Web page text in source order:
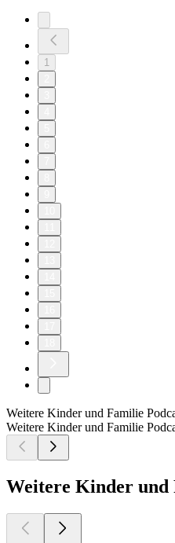
1
Weitere Kinder und Familie
Weitere Kinder und Familie
Weitere Kinder und